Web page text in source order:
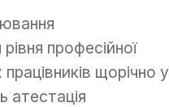
професійної
щорічно у
атестація